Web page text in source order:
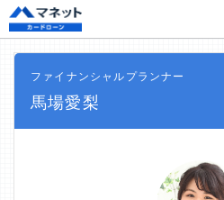
ファイナンシャルプランナー
馬場愛梨